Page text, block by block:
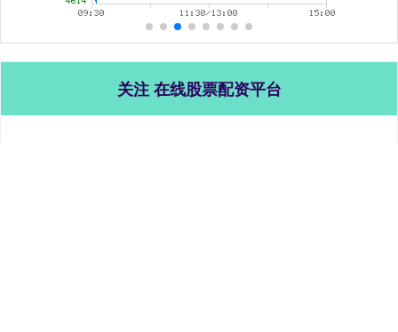
关注 在线股票配资平台